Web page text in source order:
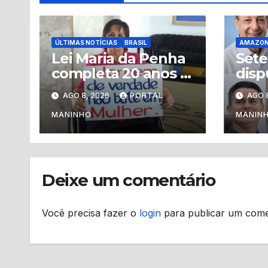
ÚLTIMAS NOTÍCIAS BRASIL
Lei Maria da Penha
completa 20 anos e
desafios no
combate à violência
contra a mulher
persistem no
Amazonas
AGO 8, 2026 PORTAL
MANINHO
AGO
Deixe um comentário
Você precisa fazer o login para publicar um